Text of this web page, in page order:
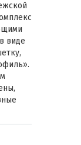
виде